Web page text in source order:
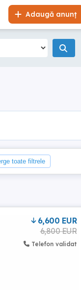
Adaugă anunț
toate filtrele
6,600 EUR
6,800 EUR
Telefon validat